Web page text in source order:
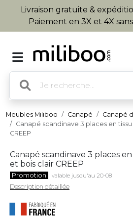
Livraison gratuite &
Paiement en 3X et 4X
Meubles Miliboo Canapé
Canapé
Canapé scandinave 3 places en
CREEP
Canapé scandinave 3 places
et bois clair CREEP
Promotion valable jusqu'au 20-08
Description détaillée